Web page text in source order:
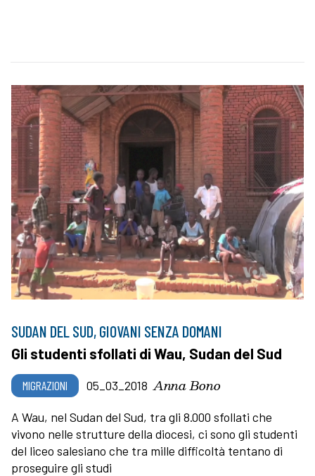
SUDAN DEL SUD, GIOVANI SENZA DOMANI
Gli studenti sfollati di Wau, Sudan del Sud
MIGRAZIONI 05_03_2018 Anna Bono
A Wau, nel Sudan del Sud, tra gli 8.000 sfollati che
vivono nelle strutture della diocesi, ci sono gli studenti
del liceo salesiano che tra mille difficoltà tentano di
proseguire gli studi